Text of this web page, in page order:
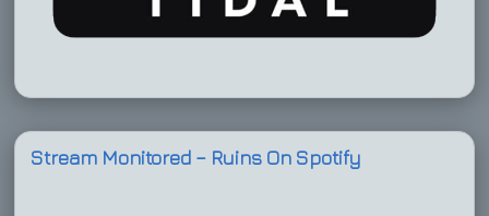
Stream Monitored – Ruins On Spotify